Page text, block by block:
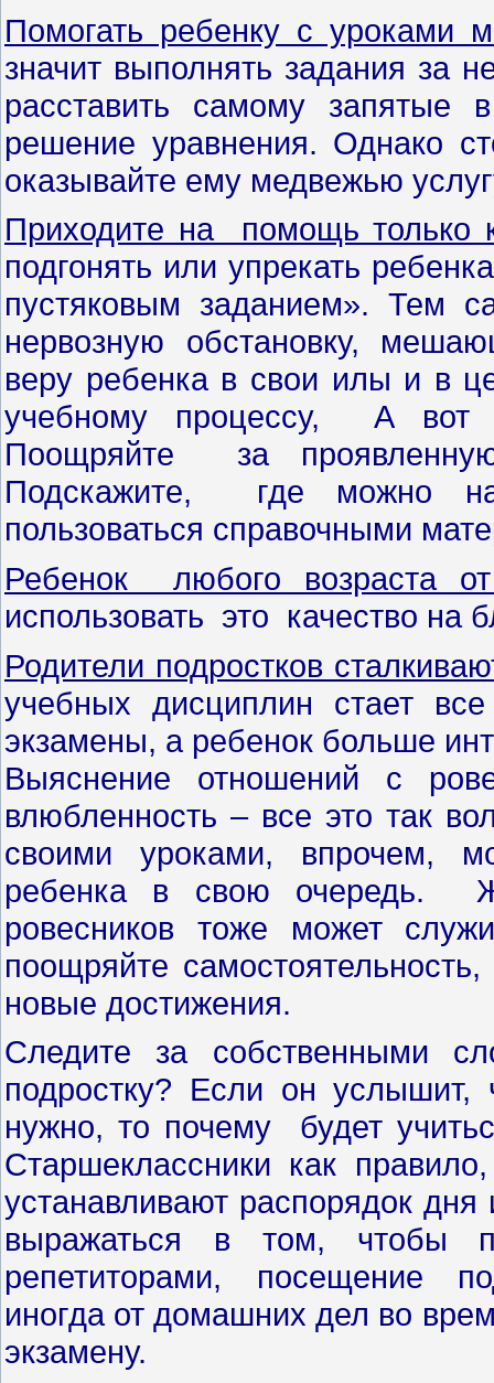
Помогать ребенку с
значит выполнять задания за
расставить самому запятые
решение уравнения. Однако
оказывайте ему медвежью
Приходите на помощь только
подгонять или упрекать
пустяковым заданием». Тем
нервозную обстановку,
веру ребенка в свои илы и в
учебному процессу, А вот
Поощряйте за проявленную
Подскажите, где можно
пользоваться справочными
Ребенок любого возраста
использовать это качество на
Родители подростков
учебных дисциплин стает
экзамены, а ребенок больше
Выяснение отношений с
влюбленность – все это так
своими уроками, впрочем,
ребенка в свою очередь.
ровесников тоже может
поощряйте
новые достижения.
Следите за собственными
подростку? Если он
нужно, то почему будет
Старшеклассники как
устанавливают распорядок
выражаться в том, чтобы
репетиторами, посещение
иногда от домашних дел во
экзамену.